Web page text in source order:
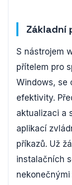
Základní
S nástrojem
přítelem pro
Windows, se
efektivity.
aktualizaci a
aplikací
příkazů. Už
instalačních